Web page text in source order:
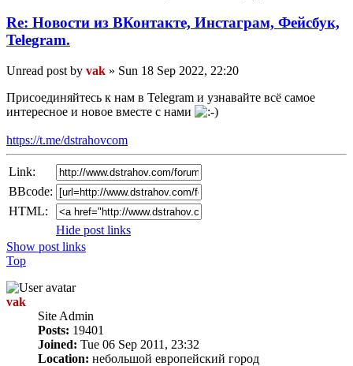
Re: Новости из ВКонтакте, Инстаграм, Фейсбук,
Telegram.
Unread post by vak » Sun 18 Sep 2022, 22:20
Присоединяйтесь к нам в Telegram и узнавайте всё самое
интересное и новое вместе с нами
https://t.me/dstrahovcom
Link:
BBcode:
HTML:
Hide post links
Show post links
Top
vak
Site Admin
Posts: 19401
Joined: Tue 06 Sep 2011, 23:32
Location: небольшой европейский город